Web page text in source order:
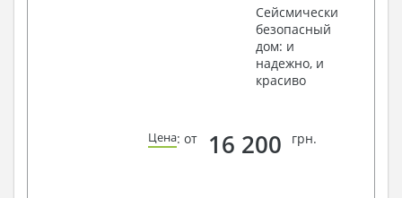
Сейсмически
безопасный
дом: и
надежно, и
красиво
Цена: от 16 200 грн.